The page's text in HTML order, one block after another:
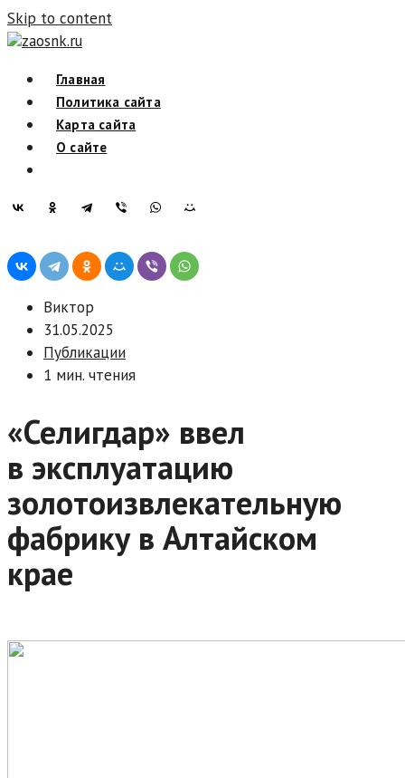
Skip to content
zaosnk.ru
Главная
Политика сайта
Карта сайта
О сайте
Виктор
31.05.2025
Публикации
1 мин. чтения
«Селигдар» ввел
в эксплуатацию
золотоизвлекательную
фабрику в Алтайском
крае